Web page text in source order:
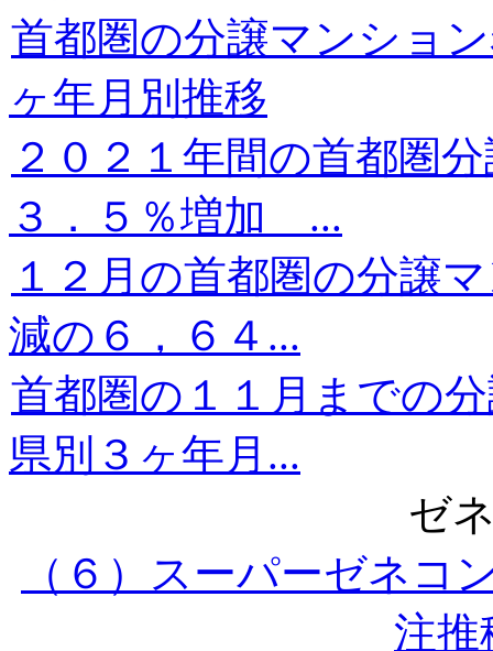
首都圏の分譲マンショ
ヶ年月別推移
２０２１年間の首都圏
３．５％増加 ...
１２月の首都圏の分譲
減の６，６４...
首都圏の１１月までの
県別３ヶ年月...
ゼ
（６）スーパーゼネ
注